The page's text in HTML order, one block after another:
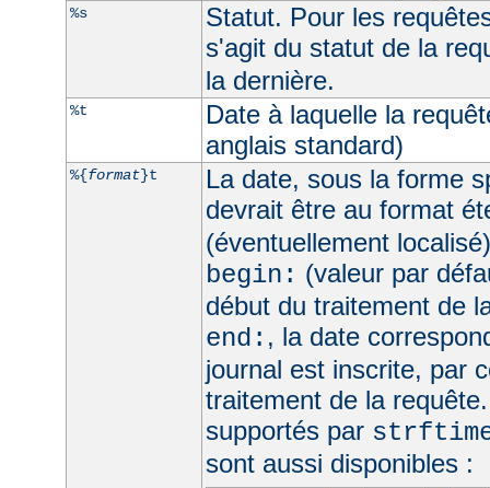
%s
Statut. Pour les
s'agit du statut de la
la dernière.
%t
Date à laquelle la
anglais standard)
%{format}t
La date, sous la forme
devrait être au format
(éventuellement
begin: (valeur par
début du traitement de
end: , la date
journal est inscrite, par
traitement de la
supportés par
sont aussi disponibles :